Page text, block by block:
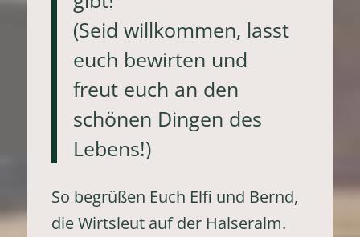
(Seid willkommen, lasst
euch bewirten und
freut euch an den
schönen Dingen des
Lebens!)
So begrüßen Euch Elfi und Bernd,
die Wirtsleut auf der Halseralm.